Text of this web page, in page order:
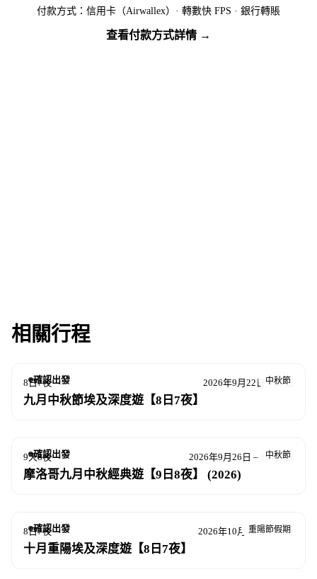
付款方式：信用卡（Airwallex）· 轉數快 FPS · 銀行轉賬
查看付款方式詳情 →
相關行程
確認出發 中秋節
8日7夜 2026年9月22日 – 29日
九月中秋節埃及深度遊【8日7夜】
確認出發 中秋節
9天8夜 2026年9月26日 – 10月4日
摩洛哥九月中秋經典遊【9日8夜】 (2026)
確認出發 重陽節假期
8日7夜 2026年10月13日 – 20日
十月重陽埃及深度遊【8日7夜】